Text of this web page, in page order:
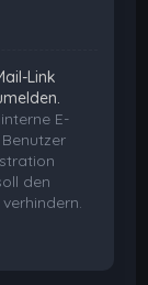
Link
E-
den